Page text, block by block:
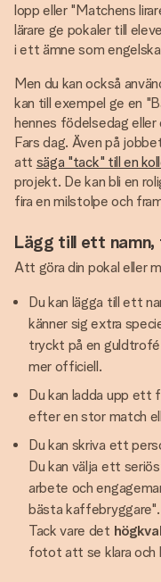
lopp eller "Matchens
lärare ge pokaler till
i ett ämne som
Men du kan också
kan till exempel ge en
hennes födelsedag
Fars dag. Även på
att säga "tack" till en
projekt. De kan bli en
fira en milstolpe och
Lägg till ett
Att göra din pokal eller
Du kan lägga till ett
känner sig extra
tryckt på en
mer officiell.
Du kan ladda upp ett
efter en stor match
Du kan skriva ett
Du kan välja ett
arbete och
bästa kaffebryggare".
Tack vare det
fotot att se klara och